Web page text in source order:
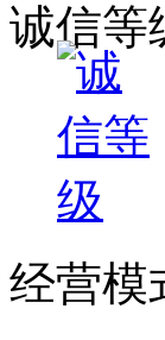
诚信等
经营模